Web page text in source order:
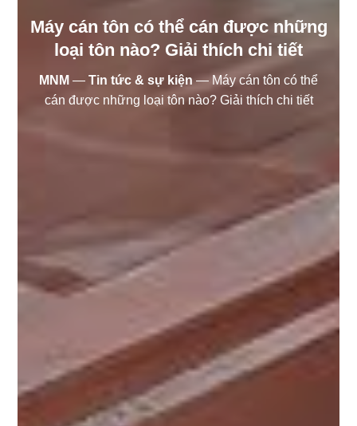
Máy cán tôn có thể cán được những
loại tôn nào? Giải thích chi tiết
MNM — Tin tức & sự kiện— Máy cán tôn có thể
cán được những loại tôn nào? Giải thích chi tiết